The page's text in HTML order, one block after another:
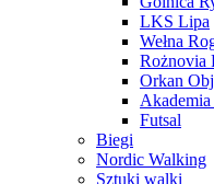
LKS Lipa
Wełna
Rożnovia
Orkan
Akademia
Futsal
Biegi
Nordic Walking
Sztuki walki